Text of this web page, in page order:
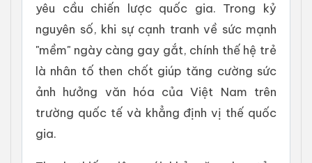
yêu cầu chiến lược quốc gia. Trong kỷ
nguyên số, khi sự cạnh tranh về sức mạnh
"mềm" ngày càng gay gắt, chính thế hệ trẻ
là nhân tố then chốt giúp tăng cường sức
ảnh hưởng văn hóa của Việt Nam trên
trường quốc tế và khẳng định vị thế quốc
gia.